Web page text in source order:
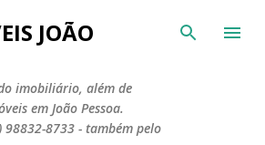
o conteúdo principal
JOÃO
imobiliário, além de
em João Pessoa.
98832-8733 - também pelo